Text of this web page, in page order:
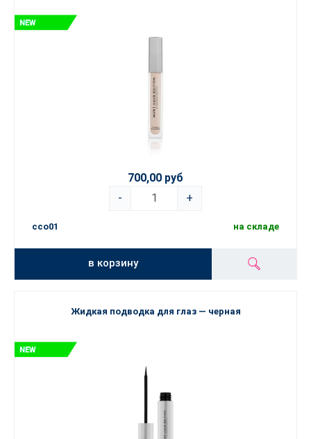
700,00 руб
-
+
cco01 на складе
в корзину
Жидкая подводка для глаз — черная